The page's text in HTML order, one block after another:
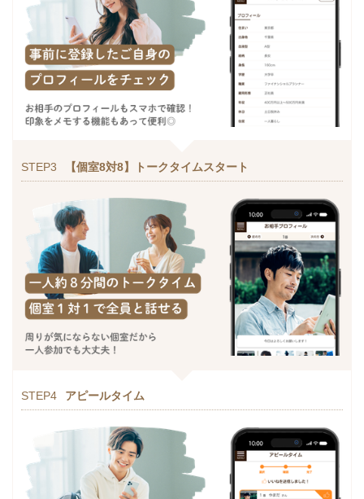
STEP3 【個室8対8】トークタイムスタート
STEP4 アピールタイム